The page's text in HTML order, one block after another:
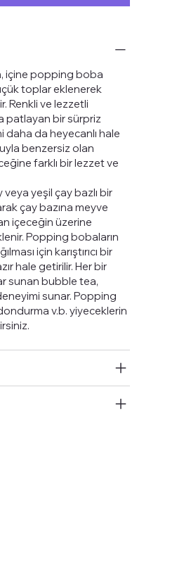
içine popping boba
toplar eklenerek
Renkli ve lezzetli
patlayan bir sürpriz
da heyecanlı hale
benzersiz olan
farklı bir lezzet ve
yeşil çay bazlı bir
çay bazına meyve
içeceğin üzerine
Popping bobaların
için karıştırıcı bir
hale getirilir. Her bir
sunan bubble tea,
sunar. Popping
v.b. yiyeceklerin